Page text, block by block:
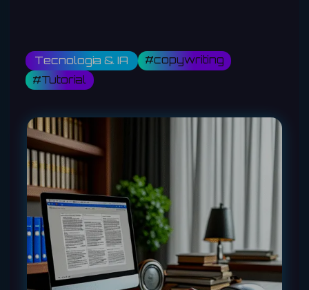
Tecnologia & IA
#copywriting
#Tutorial